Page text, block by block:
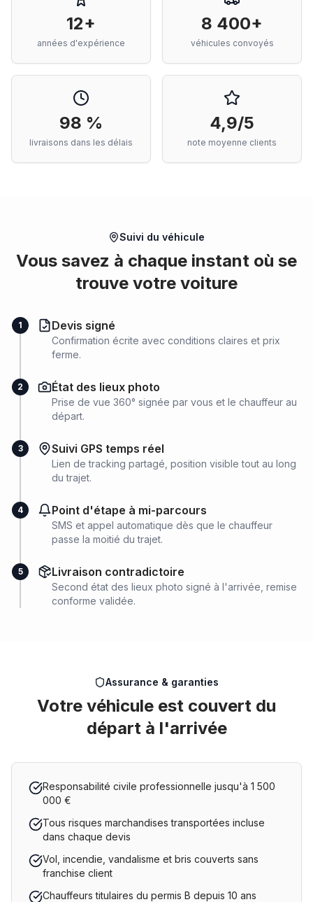
12+
années d'expérience
8 400+
véhicules convoyés
98 %
livraisons dans les délais
4,9/5
note moyenne clients
Suivi du véhicule
Vous savez à chaque instant où se
trouve votre voiture
1 Devis signé
Confirmation écrite avec conditions claires et prix
ferme.
2 État des lieux photo
Prise de vue 360° signée par vous et le chauffeur au
départ.
3 Suivi GPS temps réel
Lien de tracking partagé, position visible tout au long
du trajet.
4 Point d'étape à mi-parcours
SMS et appel automatique dès que le chauffeur
passe la moitié du trajet.
5 Livraison contradictoire
Second état des lieux photo signé à l'arrivée, remise
conforme validée.
Assurance & garanties
Votre véhicule est couvert du
départ à l'arrivée
Responsabilité civile professionnelle jusqu'à 1 500
000 €
Tous risques marchandises transportées incluse
dans chaque devis
Vol, incendie, vandalisme et bris couverts sans
franchise client
Chauffeurs titulaires du permis B depuis 10 ans